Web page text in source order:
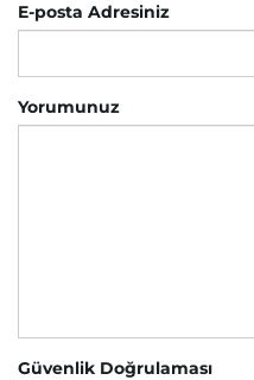
E-posta Adresiniz
Yorumunuz
Güvenlik Doğrulaması